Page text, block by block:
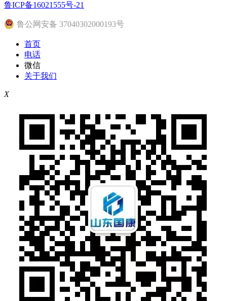
鲁ICP备16021555号-21
鲁公网安备 37040302000193号
首页
电话
微信
关于我们
X